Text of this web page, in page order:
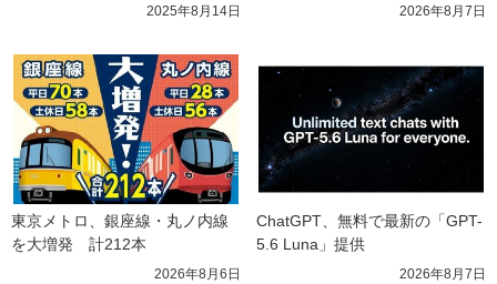
2025年8月14日 2026年8月7日
東京メトロ、銀座線・丸ノ内線
を大増発　計212本
2026年8月6日
ChatGPT、無料で最新の「GPT-
5.6 Luna」提供
2026年8月7日